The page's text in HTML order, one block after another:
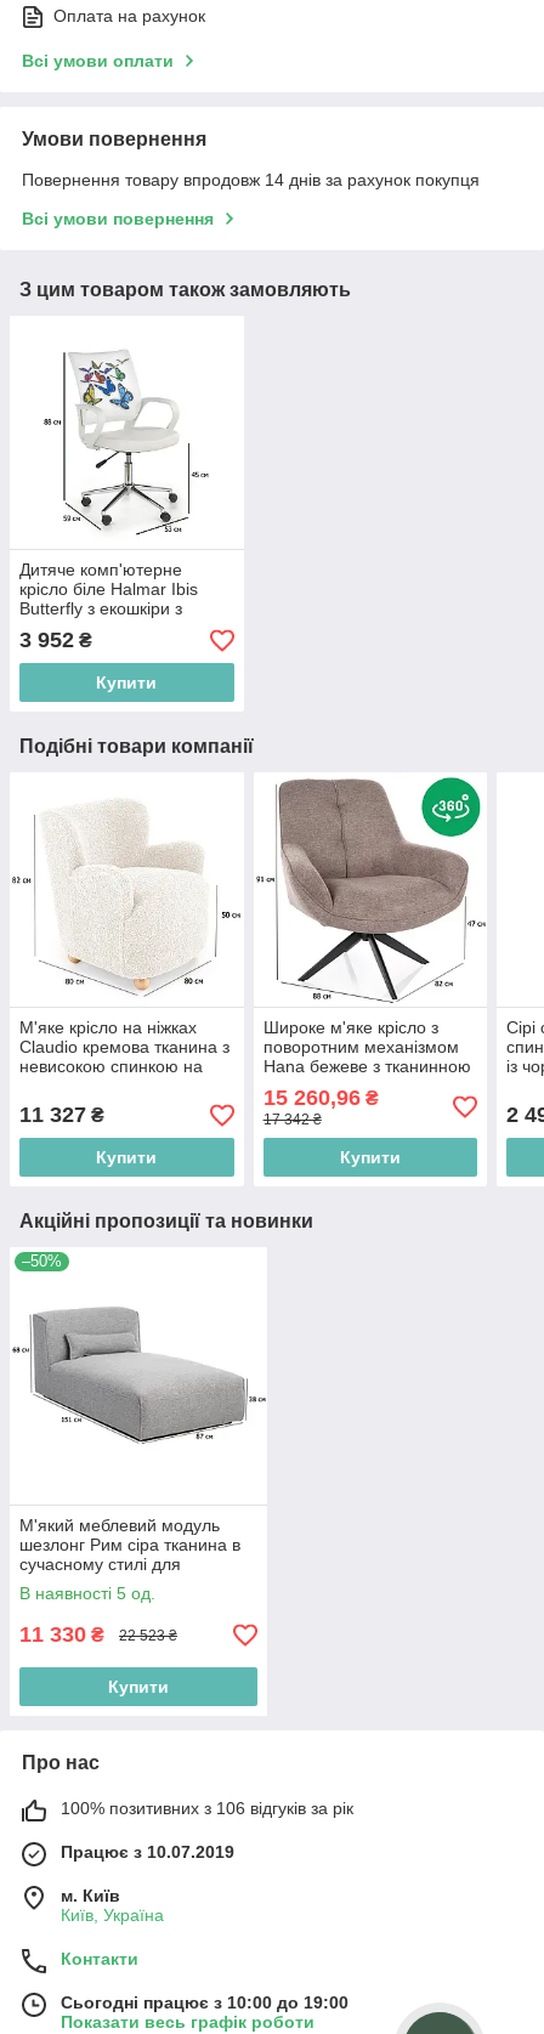
Оплата на рахунок
Всі умови оплати
Умови повернення
Повернення товару впродовж 14 днів за рахунок покупця
Всі умови повернення
З цим товаром також замовляють
Дитяче комп'ютерне
крісло біле Halmar Ibis
Butterfly з екошкіри з
підлокітниками для дому
3 952 ₴
Купити
Подібні товари компанії
М'яке крісло на ніжках
Claudio кремова тканина з
невисокою спинкою на
11 327 ₴
Купити
Широке м'яке крісло з
поворотним механізмом
Hana бежеве з тканинною
матових ніжках у стилі
лофт
15 260,96₴
17 342 ₴
Купити
Сірі
із
2
Акційні пропозиції та новинки
–50%
М'який меблевий модуль
шезлонг Рим сіра тканина в
сучасному стилі для
відпочинку
В наявності 5 од.
11 330 ₴ 22 523 ₴
Купити
Про нас
100% позитивних з 106 відгуків за рік
Працює з 10.07.2019
м. Київ
Київ, Україна
Контакти
Сьогодні працює з 10:00 до 19:00
Показати весь графік роботи